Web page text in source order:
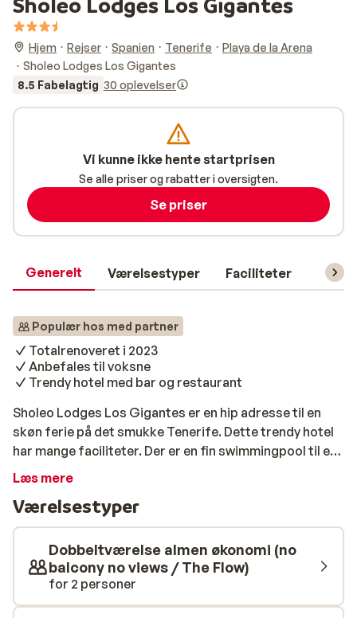
Hjem Rejser Spanien Tenerife
Playa de la Arena
Sholeo Lodges Los Gigantes
8.5 Fabelagtig 30 oplevelser
Generelt Værelsestyper Faciliteter
Populær hos med partner
Totalrenoveret i 2023
Anbefales til voksne
Trendy hotel med bar og restaurant
Sholeo Lodges Los Gigantes er en hip adresse til en
skøn ferie på det smukke Tenerife. Dette trendy hotel
har mange faciliteter. Der er en fin swimmingpool til en
forfriskende dukkert og flere forskellige steder, hvor
forfriskende drink, er der flere barer på Sholeo Lodges
Los Gigantes, og du behøver heller ikke at gå uden for
døren for at forkæle dine smagsløg. Men selvfølgelig
er det altid en god idé at udforske øen. Uanset hvad du
foretager dig, vil du komme hjem til dit dejlige,
komfortable værelse hver dag!
Læs mere
Værelsestyper
Dobbeltværelse almen økonomi (no
balcony no views / The Flow)
for 2 personer
Vi kunne ikke hente startprisen
Se alle priser og rabatter i oversigten.
Se priser